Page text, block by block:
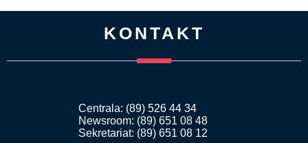
KONTAKT
Centrala: (89) 526 44 34
Newsroom: (89) 651 08 48
Sekretariat: (89) 651 08 12